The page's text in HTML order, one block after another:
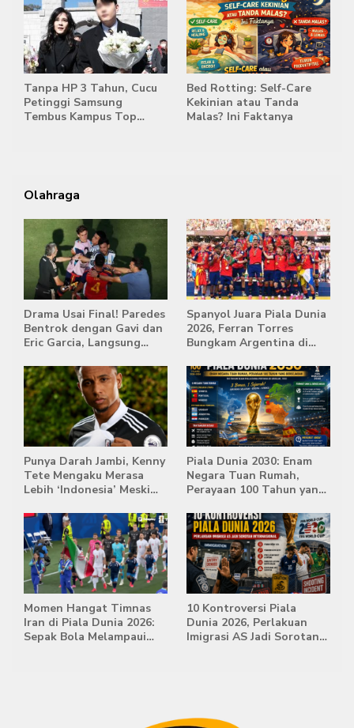
Tanpa HP 3 Tahun, Cucu
Petinggi Samsung
Tembus Kampus Top
Bed Rotting: Self-Care
Kekinian atau Tanda
Malas? Ini Faktanya
Olahraga
Drama Usai Final! Paredes
Bentrok dengan Gavi dan
Eric Garcia, Langsung
Spanyol Juara Piala Dunia
2026, Ferran Torres
Bungkam Argentina di
Punya Darah Jambi, Kenny
Tete Mengaku Merasa
Lebih ‘Indonesia’ Meski
Piala Dunia 2030: Enam
Negara Tuan Rumah,
Perayaan 100 Tahun yang
Momen Hangat Timnas
Iran di Piala Dunia 2026:
Sepak Bola Melampaui
10 Kontroversi Piala
Dunia 2026, Perlakuan
Imigrasi AS Jadi Sorotan